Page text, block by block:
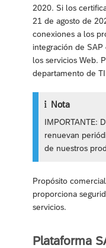
2020. Si los
21 de agosto de
conexiones a los
integración de
los servicios Web.
departamento de
Nota
IMPORTANTE:
renuevan
de nuestros
Propósito
proporciona
servicios.
Plataforma